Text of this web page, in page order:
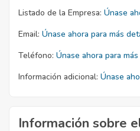
Listado de la Empresa: Únase
Email: Únase ahora para más
Teléfono: Únase ahora para
Información adicional: Únase
Información sobre